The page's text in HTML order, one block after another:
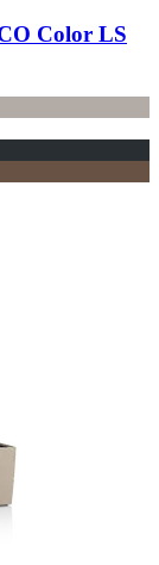
Color LS